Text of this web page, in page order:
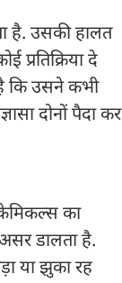
है. उसकी हालत
दे
कि उसने कभी
दोनों पैदा कर
का
डालता है.
या झुका रह